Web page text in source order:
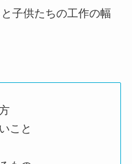
子供たちの工作の幅
こと